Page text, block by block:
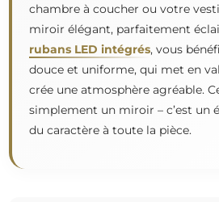
chambre à coucher ou votre
miroir élégant, parfaitement
rubans LED intégrés, vous
douce et uniforme, qui met en
crée une atmosphère agréable.
simplement un miroir – c’est un
du caractère à toute la pièce.